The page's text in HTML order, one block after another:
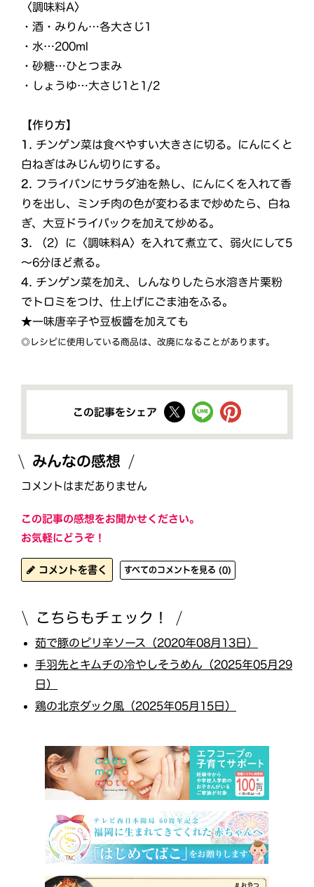
〈調味料A〉
・酒・みりん…各大さじ1
・水…200ml
・砂糖…ひとつまみ
・しょうゆ…大さじ1と1/2
【作り方】
1. チンゲン菜は食べやすい大きさに切る。にんにくと
白ねぎはみじん切りにする。
2. フライパンにサラダ油を熱し、にんにくを入れて香
りを出し、ミンチ肉の色が変わるまで炒めたら、白ね
ぎ、大豆ドライパックを加えて炒める。
3. （2）に〈調味料A〉を入れて煮立て、弱火にして5
～6分ほど煮る。
4. チンゲン菜を加え、しんなりしたら水溶き片栗粉
でトロミをつけ、仕上げにごま油をふる。
★一味唐辛子や豆板醬を加えても
◎レシピに使用している商品は、改廃になることがあります。
この記事をシェア
みんなの感想
コメントはまだありません
この記事の感想をお聞かせください。
お気軽にどうぞ！
コメントを書く すべてのコメントを見る (0)
こちらもチェック！
茹で豚のピリ辛ソース（2020年08月13日）
手羽先とキムチの冷やしそうめん（2025年05月29
日）
鶏の北京ダック風（2025年05月15日）